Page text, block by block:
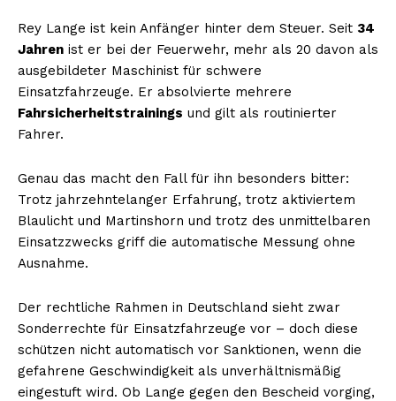
Rey Lange ist kein Anfänger hinter dem Steuer. Seit 34
Jahren ist er bei der Feuerwehr, mehr als 20 davon als
ausgebildeter Maschinist für schwere
Einsatzfahrzeuge. Er absolvierte mehrere
Fahrsicherheitstrainings und gilt als routinierter
Fahrer.
Genau das macht den Fall für ihn besonders bitter:
Trotz jahrzehntelanger Erfahrung, trotz aktiviertem
Blaulicht und Martinshorn und trotz des unmittelbaren
Einsatzzwecks griff die automatische Messung ohne
Ausnahme.
Der rechtliche Rahmen in Deutschland sieht zwar
Sonderrechte für Einsatzfahrzeuge vor – doch diese
schützen nicht automatisch vor Sanktionen, wenn die
gefahrene Geschwindigkeit als unverhältnismäßig
eingestuft wird. Ob Lange gegen den Bescheid vorging,